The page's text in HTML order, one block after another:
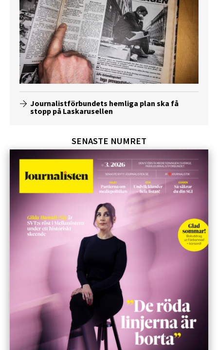
Journalistförbundets hemliga plan ska få
stopp på Laskarusellen
SENASTE NUMRET